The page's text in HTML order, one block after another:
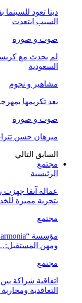
دينا تعود
السبب ابتعدت
صوت و صورة
لم يحدث مع
السعودية
مشاهير و نجوم
بعد تكريمها
صوت و صورة
ميرهان حسن
السابق التالي
مجتمع
الرئيسية
عمالة آنفا
بتجربة مميزة
مجتمع
ومهن
مجتمع
اتفاقية شراكة
التعاقدية